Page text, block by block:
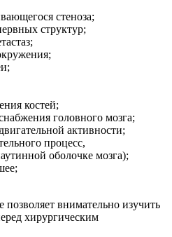
стеноза;
структур;
костей;
головного мозга;
активности;
процесс,
оболочке мозга);
внимательно изучить
хирургическим